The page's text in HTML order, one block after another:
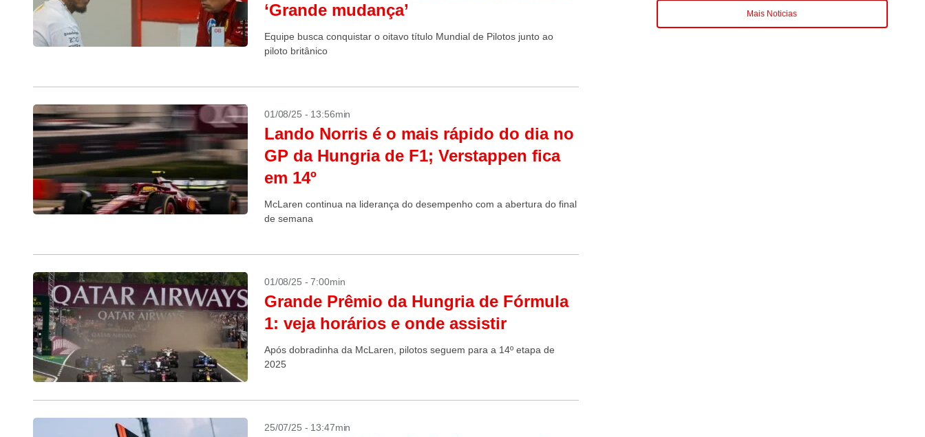
‘Grande mudança’
Equipe busca conquistar o oitavo título Mundial de Pilotos junto ao
piloto britânico
01/08/25 - 13:56min
Lando Norris é o mais rápido do dia no
GP da Hungria de F1; Verstappen fica
em 14º
McLaren continua na liderança do desempenho com a abertura do final
de semana
01/08/25 - 7:00min
Grande Prêmio da Hungria de Fórmula
1: veja horários e onde assistir
Após dobradinha da McLaren, pilotos seguem para a 14º etapa de
2025
25/07/25 - 13:47min
Mais Noticias